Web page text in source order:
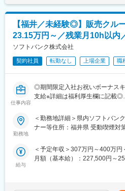
◎大手メーカー基幹システムク
（AWS,Azure,Google）
◎インフラ仮想基盤構築（
◎基幹ネットワークの更改（設計
■入社後のキャリアパス
・企業情報システム部門案件6名
ラ構築案件へアサイン。信頼関
大手企業を中心とする顧客のプ
プロジェクトの期間は割合とし
■教育／研修：
【福井／未経験◎】販売クル
23.15万円～／残業月10h以内
ソフトバンク株式会社
契約社員 転勤なし 上場企業 職
仕事内容
◎期間限定入社お祝いボーナス
支給※詳細は福利厚生欄に記載◎
る充実した研修制度完備／平均
正社員登用制度（年間100名以
■業務内容
家電量販店、モール型店舗内の
勤務地
＜勤務地詳細＞県内ソフトバン
ナー等住所：福井県 受動喫煙対
給与
＜予定年収＞307万円～400万
月額（基本給）：227,500円～